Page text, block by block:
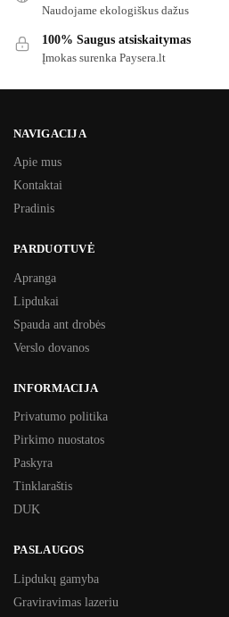
Naudojame ekologiškus dažus
100% Saugus atsiskaitymas
Įmokas surenka Paysera.lt
NAVIGACIJA
Apie mus
Kontaktai
Pradinis
PARDUOTUVĖ
Apranga
Lipdukai
Spauda ant drobės
Verslo dovanos
INFORMACIJA
Privatumo politika
Pirkimo nuostatos
Paskyra
Tinklaraštis
DUK
PASLAUGOS
Lipdukų gamyba
Graviravimas lazeriu